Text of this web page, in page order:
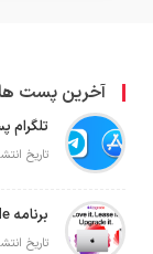
آخرین پست
تاریخ انتشار: 6
تاریخ انتشار: 2